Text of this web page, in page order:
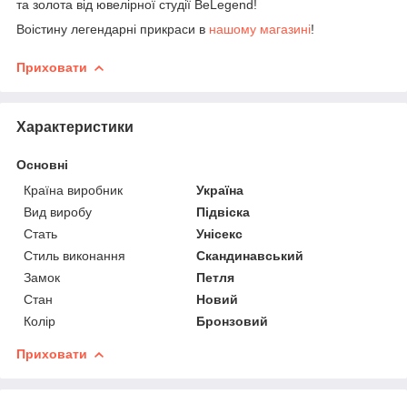
та золота від ювелірної студії BeLegend!
Воістину легендарні прикраси в нашому магазині!
Приховати
Характеристики
Основні
Країна виробник
Україна
Вид виробу
Підвіска
Стать
Унісекс
Стиль виконання
Скандинавський
Замок
Петля
Стан
Новий
Колір
Бронзовий
Приховати